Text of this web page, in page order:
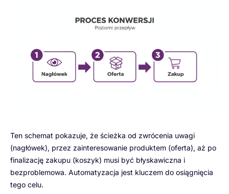
Ten schemat pokazuje, że ścieżka od zwrócenia uwagi
(nagłówek), przez zainteresowanie produktem (oferta), aż po
finalizację zakupu (koszyk) musi być błyskawiczna i
bezproblemowa. Automatyzacja jest kluczem do osiągnięcia
tego celu.